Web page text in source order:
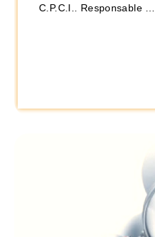
C.P.C.I.. Responsable …